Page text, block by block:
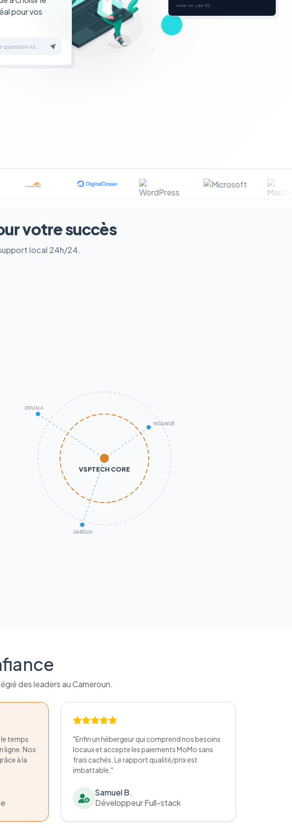
pour vos
question ici...
node-cm-yde-01
votre succès
local 24h/24.
VSPTECH CORE
DOUALA
YAOUNDÉ
GAROUA
des leaders au Cameroun.
le temps
ligne. Nos
à la
"Enfin un hébergeur qui comprend nos besoins
locaux et accepte les paiements MoMo sans
frais cachés. Le rapport qualité/prix est
imbattable."
Samuel B.
Développeur Full-stack